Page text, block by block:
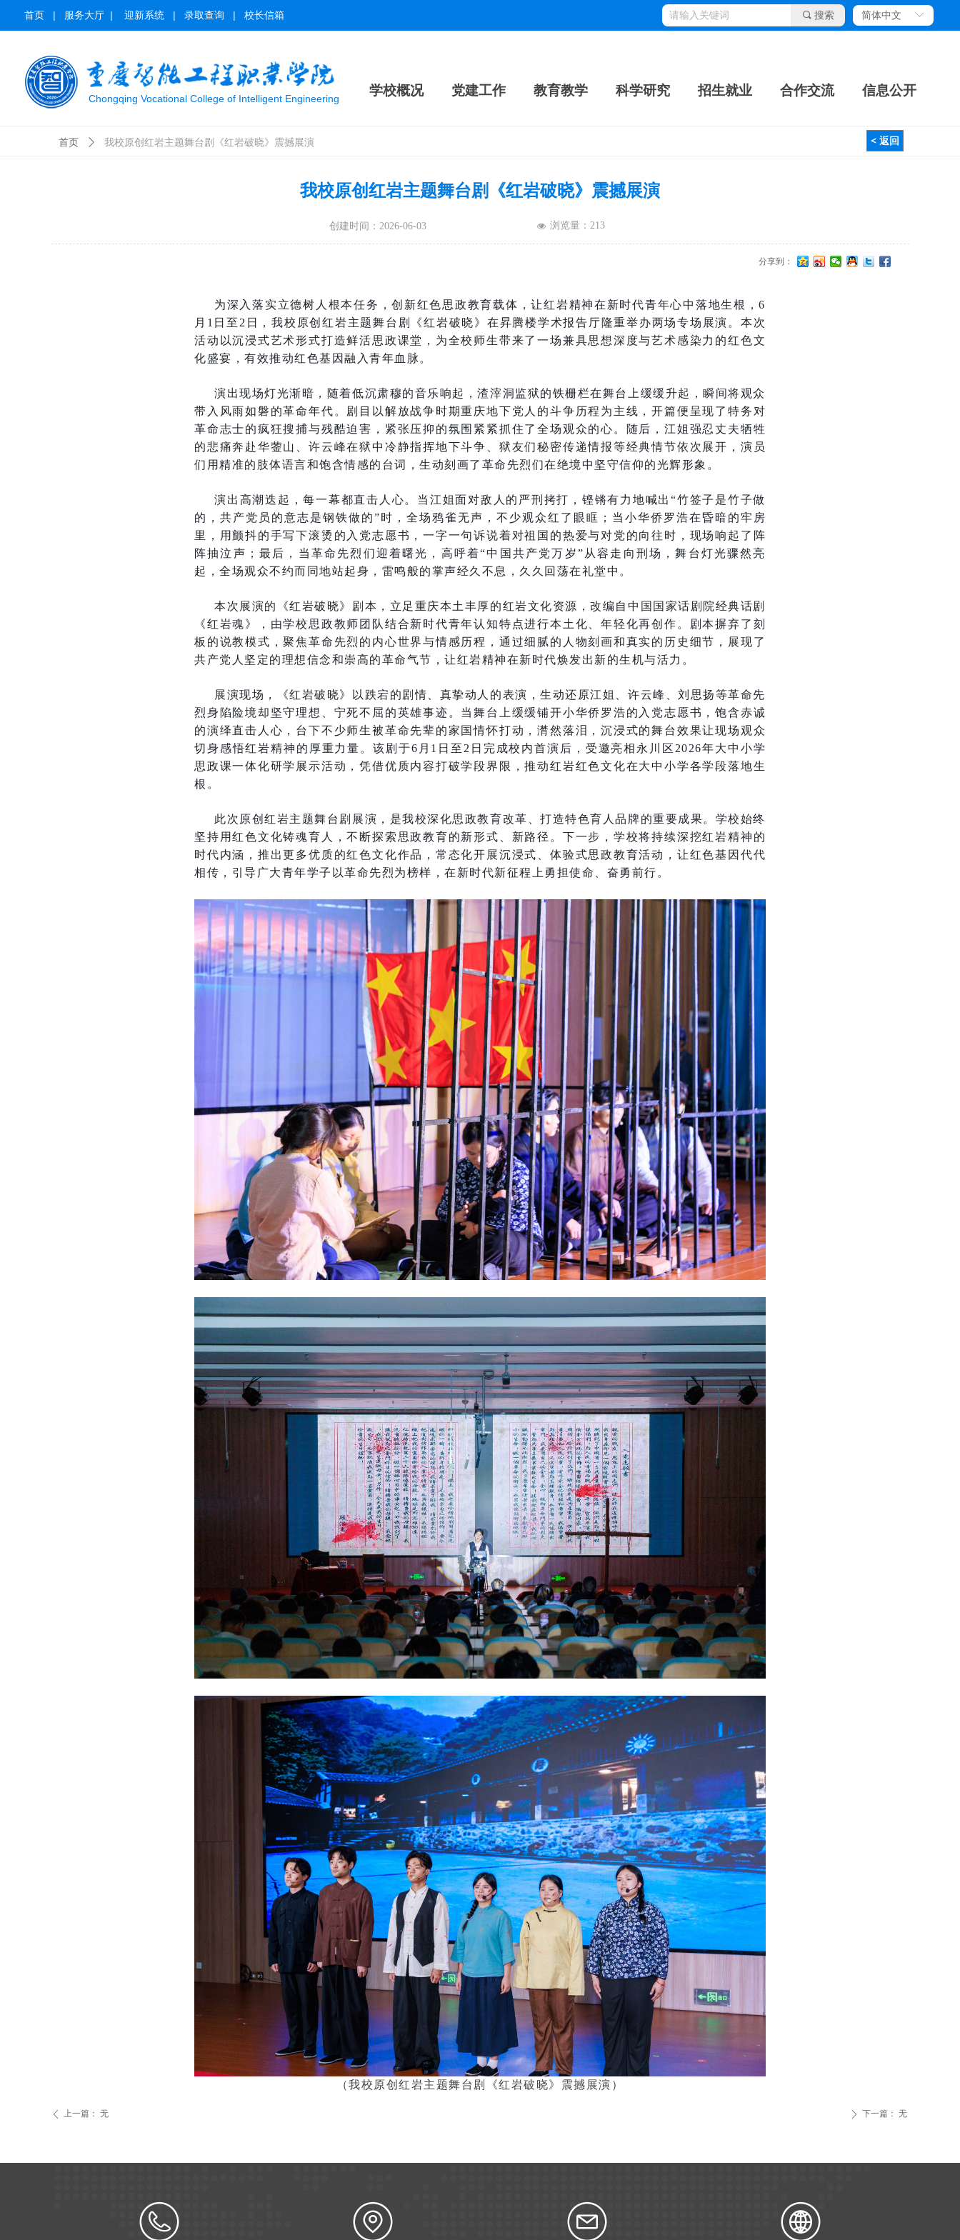
Chongqing Vocational College of Intelligent Engineering
学校概况 党建工作 教育教学 科学研究 招生就业 合作交流 信息公开
首页 | 服务大厅 | 迎新系统 | 录取查询 | 校长信箱 ꀅ
简体中文
끠 搜索
我校原创红岩主题舞台剧《红岩破晓》震撼展演
为深入落实立德树人根本任务，创新红色思政教育载体，让红岩精神在新时代青年心中落地生根，6
月1日至2日，我校原创红岩主题舞台剧《红岩破晓》在昇腾楼学术报告厅隆重举办两场专场展演。本次
活动以沉浸式艺术形式打造鲜活思政课堂，为全校师生带来了一场兼具思想深度与艺术感染力的红色文
化盛宴，有效推动红色基因融入青年血脉。
演出现场灯光渐暗，随着低沉肃穆的音乐响起，渣滓洞监狱的铁栅栏在舞台上缓缓升起，瞬间将观众
带入风雨如磐的革命年代。剧目以解放战争时期重庆地下党人的斗争历程为主线，开篇便呈现了特务对
革命志士的疯狂搜捕与残酷迫害，紧张压抑的氛围紧紧抓住了全场观众的心。随后，江姐强忍丈夫牺牲
的悲痛奔赴华蓥山、许云峰在狱中冷静指挥地下斗争、狱友们秘密传递情报等经典情节依次展开，演员
们用精准的肢体语言和饱含情感的台词，生动刻画了革命先烈们在绝境中坚守信仰的光辉形象。
演出高潮迭起，每一幕都直击人心。当江姐面对敌人的严刑拷打，铿锵有力地喊出“竹签子是竹子做
的，共产党员的意志是钢铁做的”时，全场鸦雀无声，不少观众红了眼眶；当小华侨罗浩在昏暗的牢房
里，用颤抖的手写下滚烫的入党志愿书，一字一句诉说着对祖国的热爱与对党的向往时，现场响起了阵
阵抽泣声；最后，当革命先烈们迎着曙光，高呼着“中国共产党万岁”从容走向刑场，舞台灯光骤然亮
起，全场观众不约而同地站起身，雷鸣般的掌声经久不息，久久回荡在礼堂中。
本次展演的《红岩破晓》剧本，立足重庆本土丰厚的红岩文化资源，改编自中国国家话剧院经典话剧
《红岩魂》，由学校思政教师团队结合新时代青年认知特点进行本土化、年轻化再创作。剧本摒弃了刻
板的说教模式，聚焦革命先烈的内心世界与情感历程，通过细腻的人物刻画和真实的历史细节，展现了
共产党人坚定的理想信念和崇高的革命气节，让红岩精神在新时代焕发出新的生机与活力。
展演现场，《红岩破晓》以跌宕的剧情、真挚动人的表演，生动还原江姐、许云峰、刘思扬等革命先
烈身陷险境却坚守理想、宁死不屈的英雄事迹。当舞台上缓缓铺开小华侨罗浩的入党志愿书，饱含赤诚
的演绎直击人心，台下不少师生被革命先辈的家国情怀打动，潸然落泪，沉浸式的舞台效果让现场观众
切身感悟红岩精神的厚重力量。该剧于6月1日至2日完成校内首演后，受邀亮相永川区2026年大中小学
思政课一体化研学展示活动，凭借优质内容打破学段界限，推动红岩红色文化在大中小学各学段落地生
根。
此次原创红岩主题舞台剧展演，是我校深化思政教育改革、打造特色育人品牌的重要成果。学校始终
坚持用红色文化铸魂育人，不断探索思政教育的新形式、新路径。下一步，学校将持续深挖红岩精神的
时代内涵，推出更多优质的红色文化作品，常态化开展沉浸式、体验式思政教育活动，让红色基因代代
相传，引导广大青年学子以革命先烈为榜样，在新时代新征程上勇担使命、奋勇前行。
（我校原创红岩主题舞台剧《红岩破晓》震撼展演）
创建时间： 2026-06-03
ꄴ 上一篇： 无 ꄲ 下一篇： 无
넶 浏览量： 213
分享到：
首页 ꄲ 我校原创红岩主题舞台剧《红岩破晓》震撼展演 < 返回